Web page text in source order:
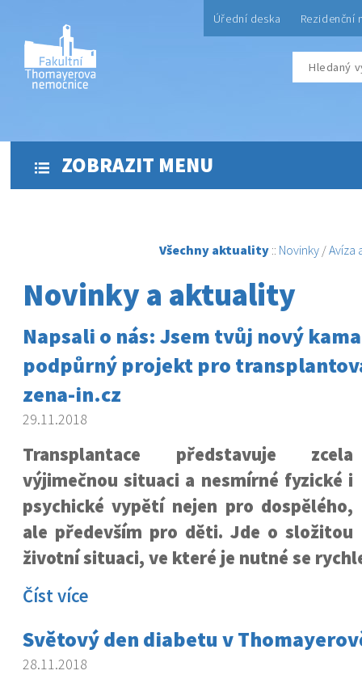
Úřední deska Rezidenční
ZOBRAZIT MENU
Všechny aktuality :: Novinky /Avíza
Novinky a aktuality
Napsali o nás: Jsem tvůj nový
podpůrný projekt pro
zena-in.cz
29.11.2018
Transplantace představuje zcela
výjimečnou situaci a nesmírné fyzické i
psychické vypětí nejen pro dospělého,
ale především pro děti. Jde o složitou
životní situaci, ve které je nutné se
Číst více
Světový den diabetu v
28.11.2018